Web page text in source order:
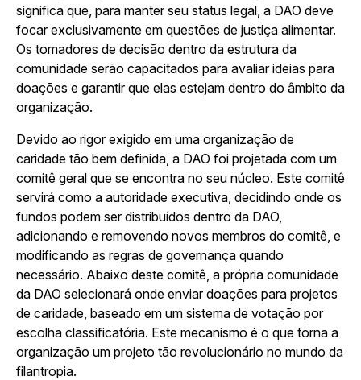
significa que, para manter seu status legal, a DAO deve
focar exclusivamente em questões de justiça alimentar.
Os tomadores de decisão dentro da estrutura da
comunidade serão capacitados para avaliar ideias para
doações e garantir que elas estejam dentro do âmbito da
organização.
Devido ao rigor exigido em uma organização de
caridade tão bem definida, a DAO foi projetada com um
comitê geral que se encontra no seu núcleo. Este comitê
servirá como a autoridade executiva, decidindo onde os
fundos podem ser distribuídos dentro da DAO,
adicionando e removendo novos membros do comitê, e
modificando as regras de governança quando
necessário. Abaixo deste comitê, a própria comunidade
da DAO selecionará onde enviar doações para projetos
de caridade, baseado em um sistema de votação por
escolha classificatória. Este mecanismo é o que torna a
organização um projeto tão revolucionário no mundo da
filantropia.